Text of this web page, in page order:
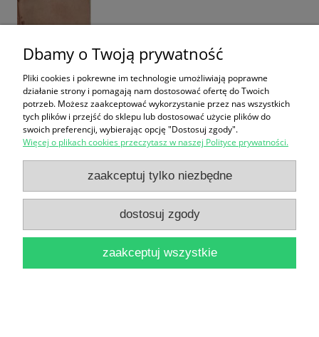
Prawo upadłościowe i naprawcze i inne teksty
prawne / Porzecka Barbara (red.)
do koszyka
Dbamy o Twoją prywatność
Pliki cookies i pokrewne im technologie umożliwiają poprawne
działanie strony i pomagają nam dostosować ofertę do Twoich
potrzeb. Możesz zaakceptować wykorzystanie przez nas wszystkich
tych plików i przejść do sklepu lub dostosować użycie plików do
swoich preferencji, wybierając opcję "Dostosuj zgody".
Więcej o plikach cookies przeczytasz w naszej Polityce prywatności.
zaakceptuj tylko niezbędne
dostosuj zgody
zaakceptuj wszystkie